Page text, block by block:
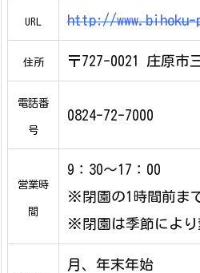
URL http://
住所 〒727-0021 庄原市
電話番
号
0824-72-7000
営業時
間
9：30～17：00
※閉園の1時間前ま
※閉園は季節により
月、年末年始